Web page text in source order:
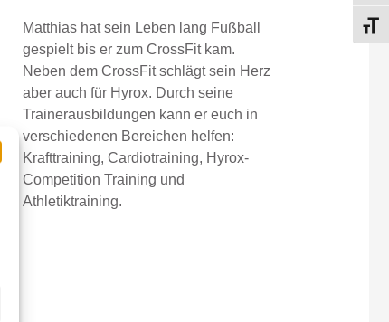
Matthias hat sein Leben lang Fußball
gespielt bis er zum CrossFit kam.
Neben dem CrossFit schlägt sein Herz
aber auch für Hyrox. Durch seine
Trainerausbildungen kann er euch in
verschiedenen Bereichen helfen:
Krafttraining, Cardiotraining, Hyrox-
Competition Training und
Athletiktraining.